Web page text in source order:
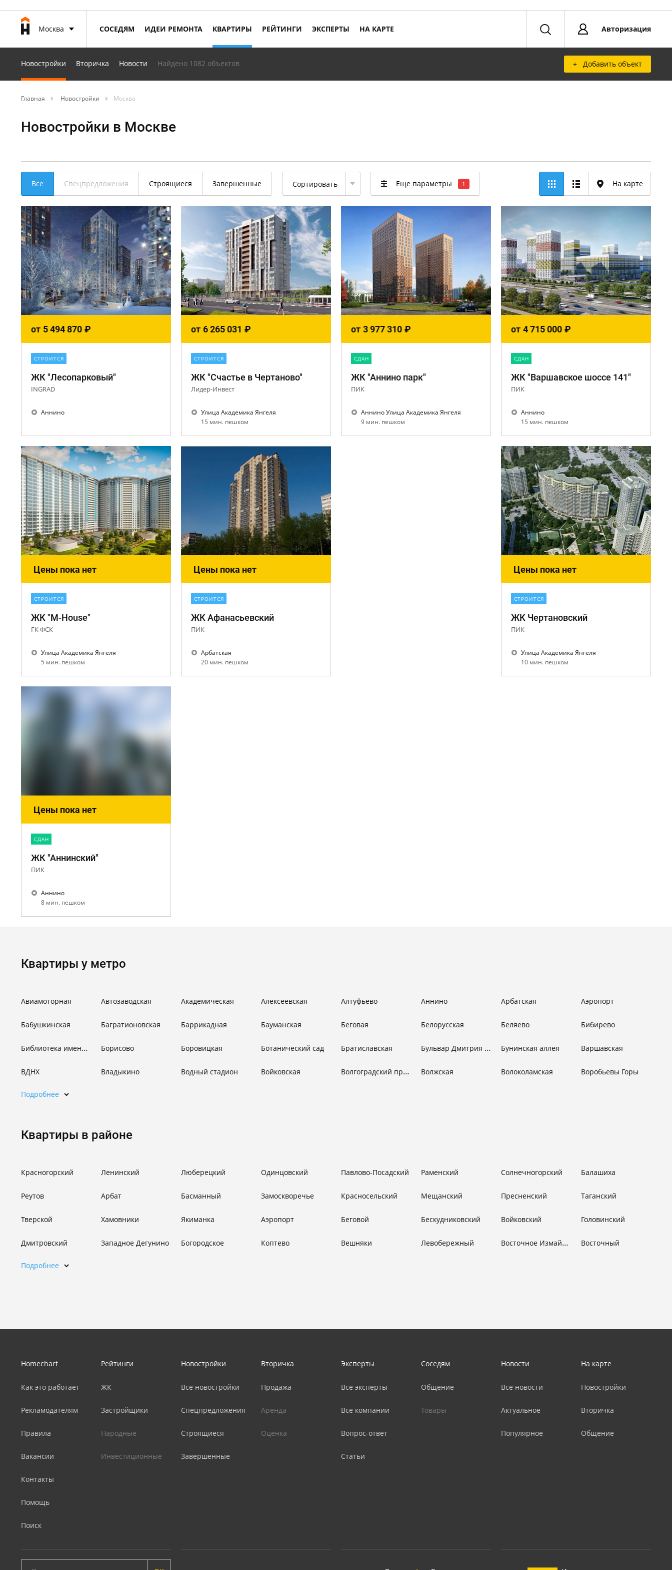
Москва СОСЕДЯМ ИДЕИ РЕМОНТА КВАРТИРЫ РЕЙТИНГИ ЭКСПЕРТЫ НА КАРТЕ Авторизация
Новостройки Вторичка Новости Найдено 1082 объектов + Добавить объект
Главная Новостройки Москва
Новостройки в Москве
Все Спецпредложения Строящиеся Завершенные Сортировать Еще параметры 1 На карте
от 5 494 870 ₽
СТРОИТСЯ
ЖК "Лесопарковый"
INGRAD
Аннино
от 6 265 031 ₽
СТРОИТСЯ
ЖК "Счастье в Чертаново"
Лидер-Инвест
Улица Академика Янгеля
15 мин. пешком
от 3 977 310 ₽
CДАН
ЖК "Аннино парк"
ПИК
Аннино Улица Академика Янгеля
9 мин. пешком
от 4 715 000 ₽
CДАН
ЖК "Варшавское шоссе 141"
ПИК
Аннино
15 мин. пешком
Цены пока нет
СТРОИТСЯ
ЖК "M-House"
ГК ФСК
Улица Академика Янгеля
5 мин. пешком
Цены пока нет
СТРОИТСЯ
ЖК Афанасьевский
ПИК
Арбатская
20 мин. пешком
Цены пока нет
СТРОИТСЯ
ЖК Чертановский
ПИК
Улица Академика Янгеля
10 мин. пешком
Цены пока нет
CДАН
ЖК "Аннинский"
ПИК
Аннино
8 мин. пешком
Квартиры у метро
Авиамоторная Автозаводская Академическая Алексеевская Алтуфьево Аннино Арбатская Аэропорт
Бабушкинская Багратионовская Баррикадная Бауманская Беговая Белорусская Беляево Бибирево
Библиотека имени Ленина Борисово Боровицкая Ботанический сад Братиславская Бульвар Дмитрия Донского Бунинская аллея Варшавская
ВДНХ Владыкино Водный стадион Войковская Волгоградский проспект Волжская Волоколамская Воробьевы Горы
Подробнее
Квартиры в районе
Красногорский Ленинский Люберецкий Одинцовский Павлово-Посадский Раменский Солнечногорский Балашиха
Реутов Арбат Басманный Замоскворечье Красносельский Мещанский Пресненский Таганский
Тверской Хамовники Якиманка Аэропорт Беговой Бескудниковский Войковский Головинский
Дмитровский Западное Дегунино Богородское Коптево Вешняки Левобережный Восточное Измайлово Восточный
Подробнее
Homechart
Как это работает
Рекламодателям
Правила
Вакансии
Контакты
Помощь
Поиск
Рейтинги
ЖК
Застройщики
Народные
Инвестиционные
Новостройки
Все новостройки
Спецпредложения
Строящиеся
Завершенные
Вторичка
Продажа
Аренда
Оценка
Эксперты
Все эксперты
Все компании
Вопрос-ответ
Статьи
Соседям
Общение
Товары
Новости
Все новости
Актуальное
Популярное
На карте
Новостройки
Вторичка
Общение